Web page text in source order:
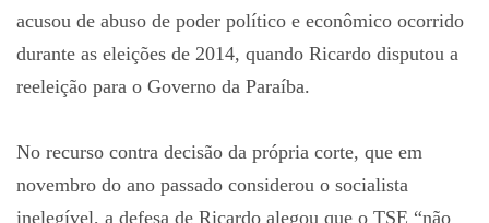
acusou de abuso de poder político e econômico ocorrido
durante as eleições de 2014, quando Ricardo disputou a
reeleição para o Governo da Paraíba.
No recurso contra decisão da própria corte, que em
novembro do ano passado considerou o socialista
inelegível, a defesa de Ricardo alegou que o TSE “não